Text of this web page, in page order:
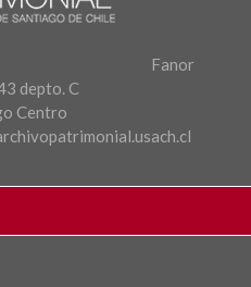
Fanor
depto. C
Centro